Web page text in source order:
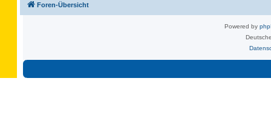
Foren-Übersicht
Powered by